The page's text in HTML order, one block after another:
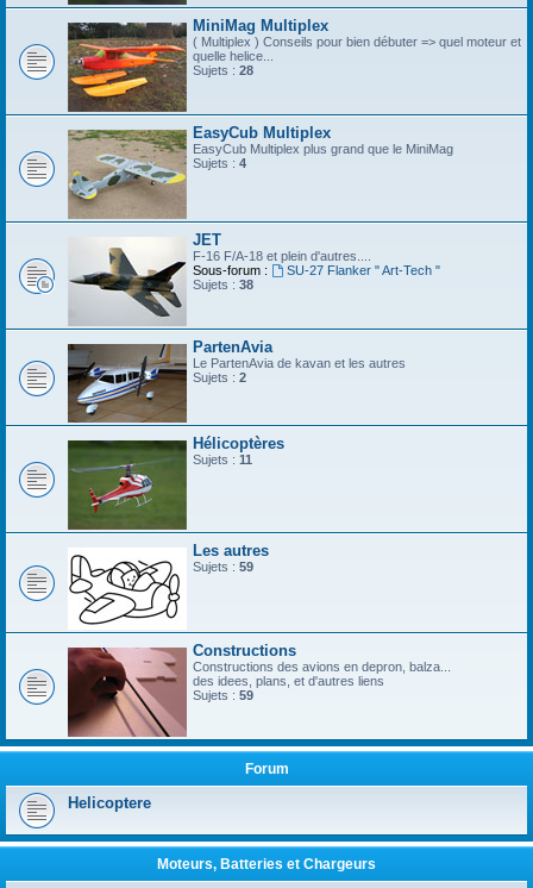
MiniMag Multiplex
( Multiplex ) Conseils pour bien débuter => quel moteur et
quelle helice...
Sujets : 28
EasyCub Multiplex
EasyCub Multiplex plus grand que le MiniMag
Sujets : 4
JET
F-16 F/A-18 et plein d'autres....
Sous-forum :
SU-27 Flanker " Art-Tech "
Sujets : 38
PartenAvia
Le PartenAvia de kavan et les autres
Sujets : 2
Hélicoptères
Sujets : 11
Les autres
Sujets : 59
Constructions
Constructions des avions en depron, balza...
des idees, plans, et d'autres liens
Sujets : 59
Forum
Helicoptere
Moteurs, Batteries et Chargeurs